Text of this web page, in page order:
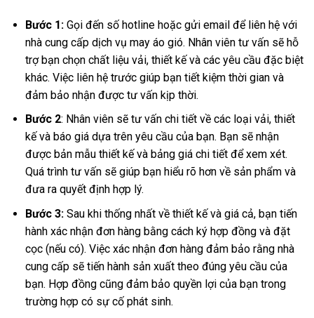
Bước 1:Gọi đến số hotline hoặc gửi email để liên hệ với
nhà cung cấp dịch vụ may áo gió. Nhân viên tư vấn sẽ hỗ
trợ bạn chọn chất liệu vải, thiết kế và các yêu cầu đặc biệt
khác. Việc liên hệ trước giúp bạn tiết kiệm thời gian và
đảm bảo nhận được tư vấn kịp thời.
Bước 2: Nhân viên sẽ tư vấn chi tiết về các loại vải, thiết
kế và báo giá dựa trên yêu cầu của bạn. Bạn sẽ nhận
được bản mẫu thiết kế và bảng giá chi tiết để xem xét.
Quá trình tư vấn sẽ giúp bạn hiểu rõ hơn về sản phẩm và
đưa ra quyết định hợp lý.
Bước 3:Sau khi thống nhất về thiết kế và giá cả, bạn tiến
hành xác nhận đơn hàng bằng cách ký hợp đồng và đặt
cọc (nếu có). Việc xác nhận đơn hàng đảm bảo rằng nhà
cung cấp sẽ tiến hành sản xuất theo đúng yêu cầu của
bạn. Hợp đồng cũng đảm bảo quyền lợi của bạn trong
trường hợp có sự cố phát sinh.